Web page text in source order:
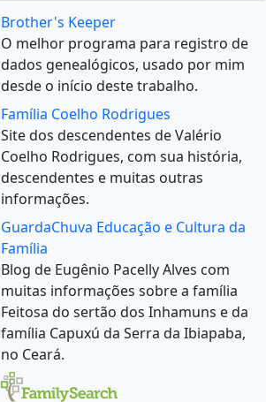
Brother's Keeper
O melhor programa para registro de
dados genealógicos, usado por mim
desde o início deste trabalho.
Família Coelho Rodrigues
Site dos descendentes de Valério
Coelho Rodrigues, com sua história,
descendentes e muitas outras
informações.
GuardaChuva Educação e Cultura da
Família
Blog de Eugênio Pacelly Alves com
muitas informações sobre a família
Feitosa do sertão dos Inhamuns e da
família Capuxú da Serra da Ibiapaba,
no Ceará.